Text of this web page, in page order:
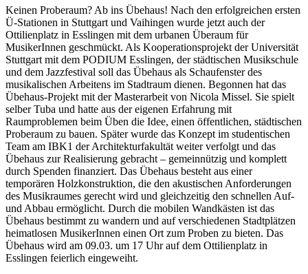
Keinen Proberaum? Ab ins Übehaus! Nach den erfolgreichen ersten
Ü-Stationen in Stuttgart und Vaihingen wurde jetzt auch der
Ottilienplatz in Esslingen mit dem urbanen Überaum für
MusikerInnen geschmückt. Als Kooperationsprojekt der Universität
Stuttgart mit dem PODIUM Esslingen, der städtischen Musikschule
und dem Jazzfestival soll das Übehaus als Schaufenster des
musikalischen Arbeitens im Stadtraum dienen. Begonnen hat das
Übehaus-Projekt mit der Masterarbeit von Nicola Missel. Sie spielt
selber Tuba und hatte aus der eigenen Erfahrung mit
Raumproblemen beim Üben die Idee, einen öffentlichen, städtischen
Proberaum zu bauen. Später wurde das Konzept im studentischen
Team am IBK1 der Architekturfakultät weiter verfolgt und das
Übehaus zur Realisierung gebracht – gemeinnützig und komplett
durch Spenden finanziert. Das Übehaus besteht aus einer
temporären Holzkonstruktion, die den akustischen Anforderungen
des Musikraumes gerecht wird und gleichzeitig den schnellen Auf-
und Abbau ermöglicht. Durch die mobilen Wandkästen ist das
Übehaus bestimmt zu wandern und auf verschiedenen Stadtplätzen
heimatlosen MusikerInnen einen Ort zum Proben zu bieten. Das
Übehaus wird am 09.03. um 17 Uhr auf dem Ottilienplatz in
Esslingen feierlich eingeweiht.